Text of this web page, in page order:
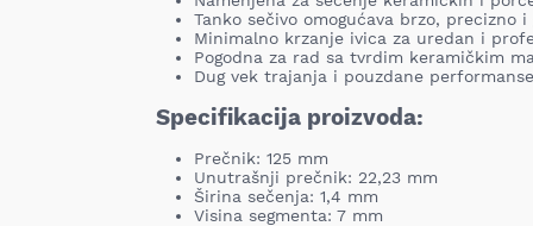
Tanko sečivo omogućava brzo, precizno
Minimalno krzanje ivica za uredan i
Pogodna za rad sa tvrdim keramičkim
Dug vek trajanja i pouzdane
Specifikacija proizvoda:
Prečnik: 125 mm
Unutrašnji prečnik: 22,23 mm
Širina sečenja: 1,4 mm
Visina segmenta: 7 mm